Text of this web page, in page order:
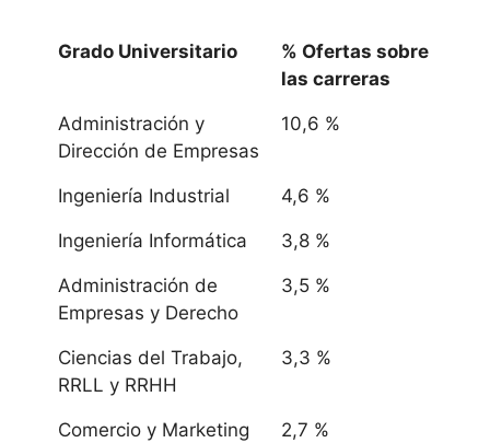
Grado Universitario
% Ofertas sobre
las carreras
Administración y
Dirección de Empresas
10,6 %
Ingeniería Industrial 4,6 %
Ingeniería Informática 3,8 %
Administración de
Empresas y Derecho
3,5 %
Ciencias del Trabajo,
RRLL y RRHH
3,3 %
Comercio y Marketing 2,7 %